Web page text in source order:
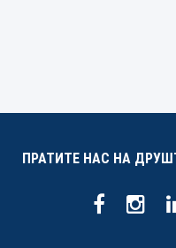
ПРАТИТЕ НАС НА